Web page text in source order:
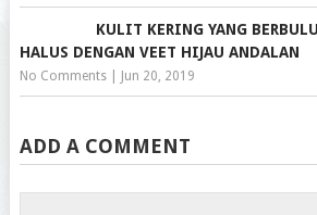
KULIT KERING YANG
HALUS DENGAN VEET HIJAU ANDALAN
No Comments| Jun 20, 2019
ADD A COMMENT